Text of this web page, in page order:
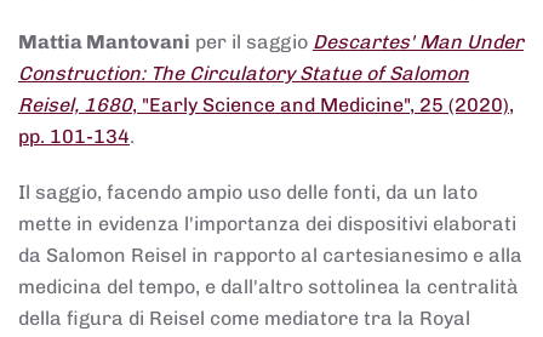
Mattia Mantovani per il saggio Descartes' Man Under
Construction: The Circulatory Statue of Salomon
Reisel, 1680, "Early Science and Medicine", 25 (2020),
pp. 101-134.
Il saggio, facendo ampio uso delle fonti, da un lato
mette in evidenza l'importanza dei dispositivi elaborati
da Salomon Reisel in rapporto al cartesianesimo e alla
medicina del tempo, e dall'altro sottolinea la centralità
della figura di Reisel come mediatore tra la Royal